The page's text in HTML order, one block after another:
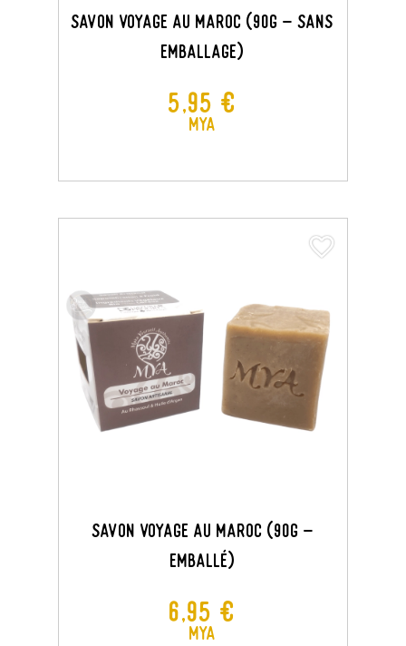
Savon Voyage Au Maroc (90G - Sans
Emballage)
Prix
5,95 €
MYA
Savon Voyage Au Maroc (90G -
Emballé)
Prix
6,95 €
MYA
favorite_border